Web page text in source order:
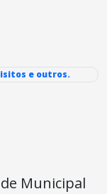
e outros.
Municipal